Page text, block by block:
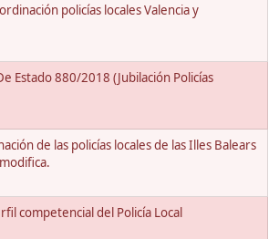
policías locales Valencia y
Estado 880/2018 (Jubilación Policías
de las policías locales de las Illes Balears
competencial del Policía Local